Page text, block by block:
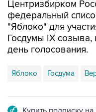
"Яблоко" для
Госдумы IX созыва,
день голосования.
Яблоко Госдума
Подписаться на